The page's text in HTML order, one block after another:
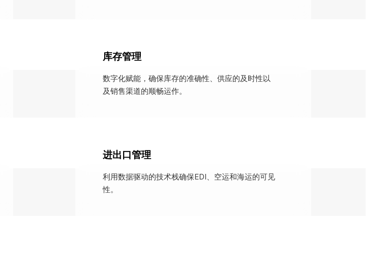
库存管理
数字化赋能，确保库存的准确性、供应的及时性以
及销售渠道的顺畅运作。
进出口管理
利用数据驱动的技术栈确保EDI、空运和海运的可见
性。